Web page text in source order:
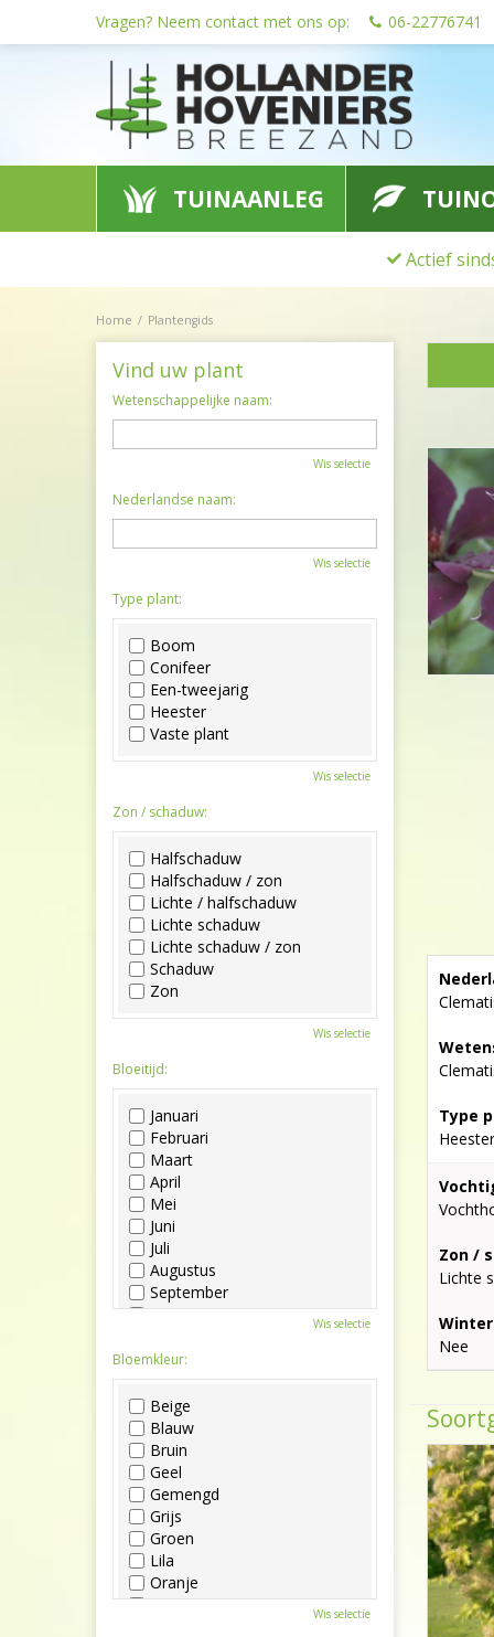
Home Plantengids
Vragen? Neem contact met ons op: 06-22776741
TUINAANLEG
Actief
Type
Heester
Zon /
Lichte
Nee
Vind uw plant
Wetenschappelijke naam:
Wis selectie
Nederlandse naam:
Wis selectie
Type plant:
Boom
Conifeer
Een-tweejarig
Heester
Vaste plant
Wis selectie
Zon / schaduw:
Halfschaduw
Halfschaduw / zon
Lichte / halfschaduw
Lichte schaduw
Lichte schaduw / zon
Schaduw
Zon
Wis selectie
Bloeitijd:
Januari
Februari
Maart
April
Mei
Juni
Juli
Augustus
September
Oktober
December
Wis selectie
Bloemkleur:
Beige
Blauw
Bruin
Geel
Gemengd
Grijs
Groen
Lila
Oranje
Paars
Wis selectie